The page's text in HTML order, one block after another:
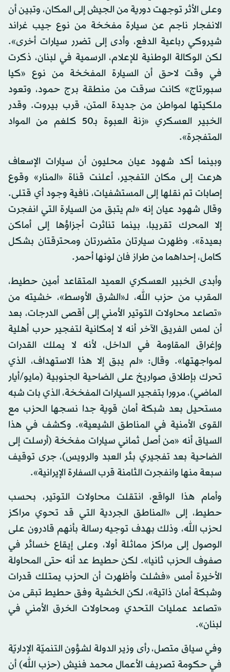
وعلى الأثر توجهت دورية من الجيش إلى المكان، وتبين أن
الانفجار ناجم عن سيارة مفخخة من نوع جيب غراند
شيروكي رباعية الدفع، وأدى إلى تضرر سيارات أخرى».
لكن الوكالة الوطنية للإعلام، الرسمية في لبنان، ذكرت
في وقت لاحق أن السيارة المفخخة من نوع «كيا
سبورتاج» كانت سرقت من منطقة برج حمود، وتعود
ملكيتها لمواطن من جديدة المتن، قرب بيروت. وقدر
الخبير العسكري «زنة العبوة بـ50 كلغم من المواد
المتفجرة».
وبينما أكد شهود عيان محليون أن سيارات الإسعاف
هرعت إلى مكان التفجير، أعلنت قناة «المنار» وقوع
إصابات تم نقلها إلى المستشفيات، نافية وجود أي قتلى.
وقال شهود عيان إنه «لم يتبق من السيارة التي انفجرت
إلا المحرك تقريبا، بينما تناثرت أجزاؤها إلى أماكن
بعيدة». وظهرت سيارتان متضررتان ومحترقتان بشكل
كامل، إحداهما من طراز فان لونها أحمر.
وأبدى الخبير العسكري العميد المتقاعد أمين حطيط،
المقرب من حزب الله، لـ«الشرق الأوسط»، خشيته من
«تصاعد محاولات التوتير الأمني إلى أقصى الدرجات، بعد
أن لمس الفريق الآخر أنه لا إمكانية لتفجير حرب أهلية
وإغراق المقاومة في الداخل، لأنه لا يملك القدرات
لمواجهتها». وقال: «لم يبق إلا هذا الاستهداف، الذي
تحرك بإطلاق صواريخ على الضاحية الجنوبية (مايو/أيار
الماضي)، مرورا بتفجير السيارات المفخخة، الذي بات شبه
مستحيل بعد شبكة أمان قوية جدا نسجها الحزب مع
القوى الأمنية في المناطق الشيعية». وكشف في هذا
السياق أنه «من أصل ثماني سيارات مفخخة (أرسلت إلى
الضاحية بعد تفجيري بئر العبد والرويس)، جرى توقيف
سبعة منها وانفجرت الثامنة قرب السفارة الإيرانية».
وأمام هذا الواقع، انتقلت محاولات التوتير، بحسب
حطيط، إلى «المناطق الجردية التي قد تحوي مراكز
لحزب الله، وذلك بهدف توجيه رسالة بأنهم قادرون على
الوصول إلى مراكز مماثلة أولا، وعلى إيقاع خسائر في
صفوف الحزب ثانيا». لكن حطيط عد أنه حتى المحاولة
الأخيرة أمس «فشلت وأظهرت أن الحزب يمتلك قدرات
وشبكة أمان ذاتية»، لكن الخشية وفق حطيط تبقى من
«تصاعد عمليات التحدي ومحاولات الخرق الأمني في
لبنان».
وفي سياق متصل، رأى وزير الدولة لشؤون التنميّة الإداريّة
في حكومة تصريف الأعمال محمد فنيش (حزب الله) أن